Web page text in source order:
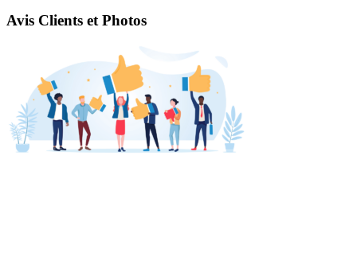
Avis Clients et Photos